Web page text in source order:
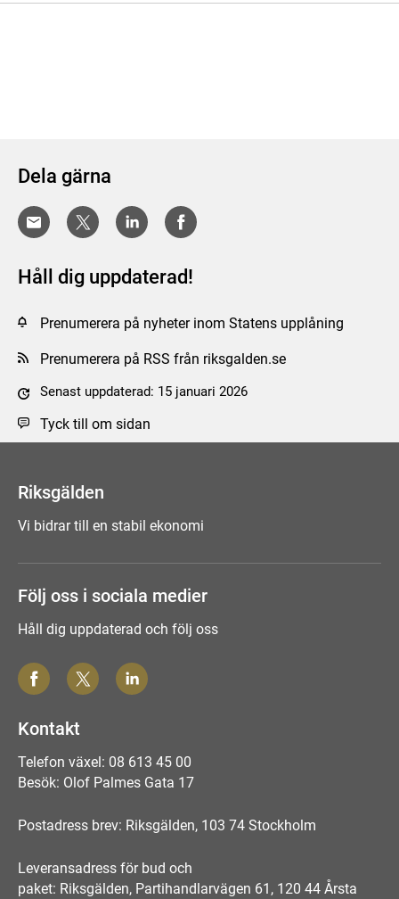
Dela gärna
Håll dig uppdaterad!
Prenumerera på nyheter inom Statens upplåning
Prenumerera på RSS från riksgalden.se
Senast uppdaterad: 15 januari 2026
Tyck till om sidan
Riksgälden
Vi bidrar till en stabil ekonomi
Följ oss i sociala medier
Håll dig uppdaterad och följ oss
Kontakt
Telefon växel: 08 613 45 00
Besök: Olof Palmes Gata 17
Postadress brev: Riksgälden, 103 74 Stockholm
Leveransadress för bud och
paket: Riksgälden, Partihandlarvägen 61, 120 44 Årsta